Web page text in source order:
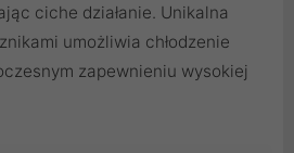
ciche działanie. Unikalna
umożliwia chłodzenie
zapewnieniu wysokiej